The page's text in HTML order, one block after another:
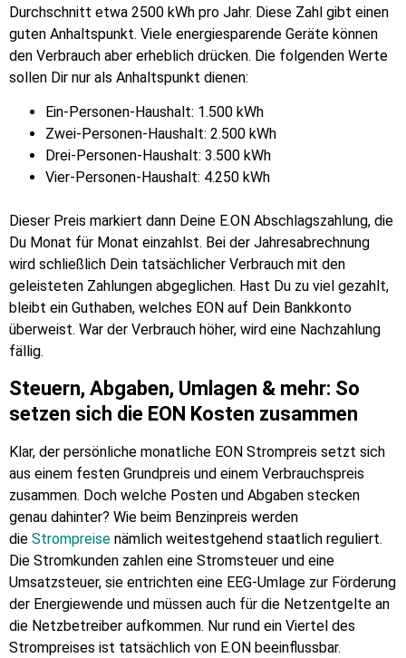
Durchschnitt etwa 2500 kWh pro Jahr. Diese Zahl gibt einen
guten Anhaltspunkt. Viele energiesparende Geräte können
den Verbrauch aber erheblich drücken. Die folgenden Werte
sollen Dir nur als Anhaltspunkt dienen:
Ein-Personen-Haushalt: 1.500 kWh
Zwei-Personen-Haushalt: 2.500 kWh
Drei-Personen-Haushalt: 3.500 kWh
Vier-Personen-Haushalt: 4.250 kWh
Dieser Preis markiert dann Deine E.ON Abschlagszahlung, die
Du Monat für Monat einzahlst. Bei der Jahresabrechnung
wird schließlich Dein tatsächlicher Verbrauch mit den
geleisteten Zahlungen abgeglichen. Hast Du zu viel gezahlt,
bleibt ein Guthaben, welches EON auf Dein Bankkonto
überweist. War der Verbrauch höher, wird eine Nachzahlung
fällig.
Steuern, Abgaben, Umlagen & mehr: So
setzen sich die EON Kosten zusammen
Klar, der persönliche monatliche EON Strompreis setzt sich
aus einem festen Grundpreis und einem Verbrauchspreis
zusammen. Doch welche Posten und Abgaben stecken
genau dahinter? Wie beim Benzinpreis werden
die Strompreise nämlich weitestgehend staatlich reguliert.
Die Stromkunden zahlen eine Stromsteuer und eine
Umsatzsteuer, sie entrichten eine EEG-Umlage zur Förderung
der Energiewende und müssen auch für die Netzentgelte an
die Netzbetreiber aufkommen. Nur rund ein Viertel des
Strompreises ist tatsächlich von E.ON beeinflussbar.